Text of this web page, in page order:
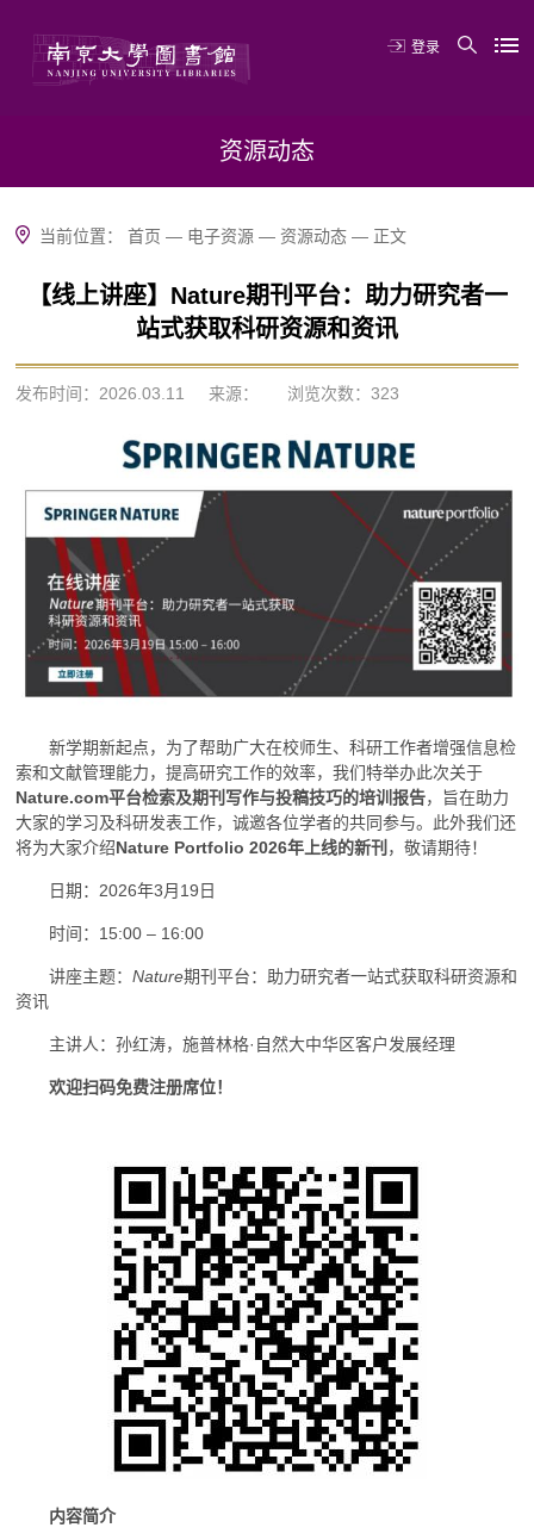
登录
资源动态
当前位置：首页 — 电子资源 —资源动态 — 正文
【线上讲座】Nature期刊平台：助力研究者一
站式获取科研资源和资讯
发布时间：2026.03.11 来源： 浏览次数：323
新学期新起点，为了帮助广大在校师生、科研工作者增强信息检
索和文献管理能力，提高研究工作的效率，我们特举办此次关于
Nature.com平台检索及期刊写作与投稿技巧的培训报告，旨在助力
大家的学习及科研发表工作，诚邀各位学者的共同参与。此外我们还
将为大家介绍Nature Portfolio 2026年上线的新刊 ，敬请期待！
日期：2026年3月19日
时间：15:00 – 16:00
讲座主题：Nature期刊平台：助力研究者一站式获取科研资源和
资讯
主讲人：孙红涛，施普林格·自然大中华区客户发展经理
欢迎扫码免费注册席位！
内容简介